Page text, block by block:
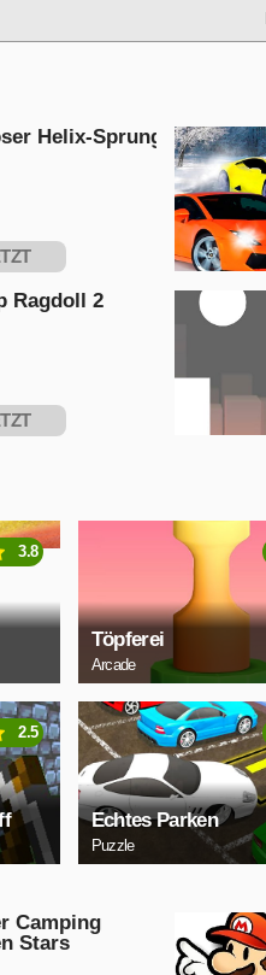
Helix-Sprung
Ragdoll 2
3.8
Töpferei
Arcade
2.5
Echtes Parken
Puzzle
Camping
Stars